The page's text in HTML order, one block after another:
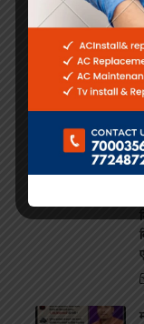
Jyoti News Letest